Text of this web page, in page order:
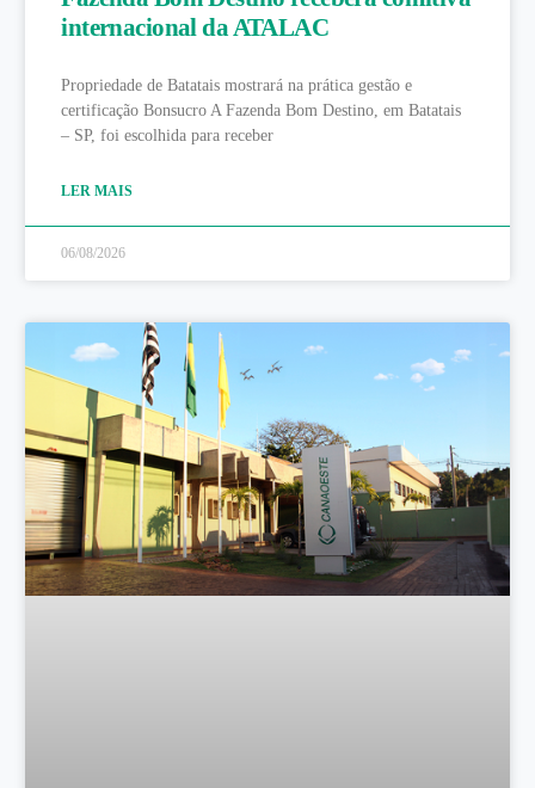
internacional da ATALAC
Propriedade de Batatais mostrará na prática gestão e
certificação Bonsucro A Fazenda Bom Destino, em Batatais
– SP, foi escolhida para receber
LER MAIS
06/08/2026